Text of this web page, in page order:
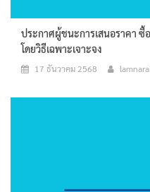
ประกาศผู้ชนะการเสนอราคา ซื้
โดยวิธีเฉพาะเจาะจง
17 ธันวาคม 2568